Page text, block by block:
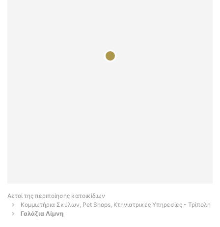
Αετοί της περιποίησης κατοικίδιων
Κομμωτήρια Σκύλων, Pet Shops, Κτηνιατρικές Υπηρεσίες - Τρίπολη
Γαλάζια Λίμνη